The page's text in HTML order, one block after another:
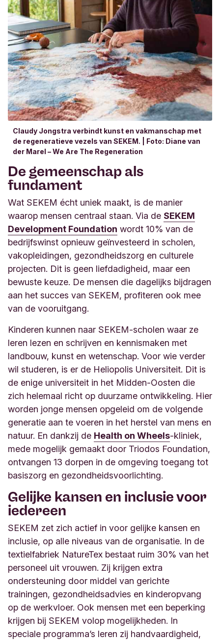
Claudy Jongstra verbindt kunst en vakmanschap met
de regeneratieve vezels van SEKEM. | Foto: Diane van
der Marel – We Are The Regeneration
De gemeenschap als
fundament
Wat SEKEM écht uniek maakt, is de manier
waarop mensen centraal staan. Via de SEKEM
Development Foundation wordt 10% van de
bedrijfswinst opnieuw geïnvesteerd in scholen,
vakopleidingen, gezondheidszorg en culturele
projecten. Dit is geen liefdadigheid, maar een
bewuste keuze. De mensen die dagelijks bijdragen
aan het succes van SEKEM, profiteren ook mee
van de vooruitgang.
Kinderen kunnen naar SEKEM-scholen waar ze
leren lezen en schrijven en kennismaken met
landbouw, kunst en wetenschap. Voor wie verder
wil studeren, is er de Heliopolis Universiteit. Dit is
de enige universiteit in het Midden-Oosten die
zich helemaal richt op duurzame ontwikkeling. Hier
worden jonge mensen opgeleid om de volgende
generatie aan te voeren in het herstel van mens en
natuur. En dankzij de Health on Wheels-kliniek,
mede mogelijk gemaakt door Triodos Foundation,
ontvangen 13 dorpen in de omgeving toegang tot
basiszorg en gezondheidsvoorlichting.
Gelijke kansen en inclusie voor
iedereen
SEKEM zet zich actief in voor gelijke kansen en
inclusie, op alle niveaus van de organisatie. In de
textielfabriek NatureTex bestaat ruim 30% van het
personeel uit vrouwen. Zij krijgen extra
ondersteuning door middel van gerichte
trainingen, gezondheidsadvies en kinderopvang
op de werkvloer. Ook mensen met een beperking
krijgen bij SEKEM volop mogelijkheden. In
speciale programma’s leren zij handvaardigheid,